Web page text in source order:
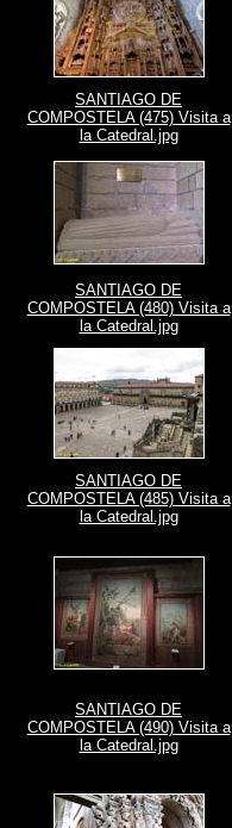
SANTIAGO DE
COMPOSTELA (475) Visita a
la Catedral.jpg
SANTIAGO DE
COMPOSTELA (480) Visita a
la Catedral.jpg
SANTIAGO DE
COMPOSTELA (485) Visita a
la Catedral.jpg
SANTIAGO DE
COMPOSTELA (490) Visita a
la Catedral.jpg